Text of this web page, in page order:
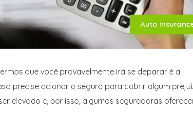
Auto
que você provavelmente irá se deparar é a
precise acionar o seguro para cobrir algum
elevado e, por isso, algumas seguradoras